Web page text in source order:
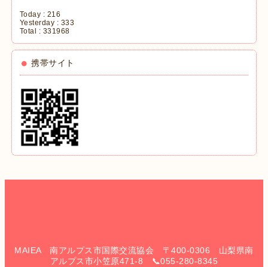
Today : 216
Yesterday : 333
Total : 331968
携帯サイト
MAIEA 南アルプス市国際交流協会 〒400-0306 山梨県南
アルプス市小笠原471-8 📞055-280-8345